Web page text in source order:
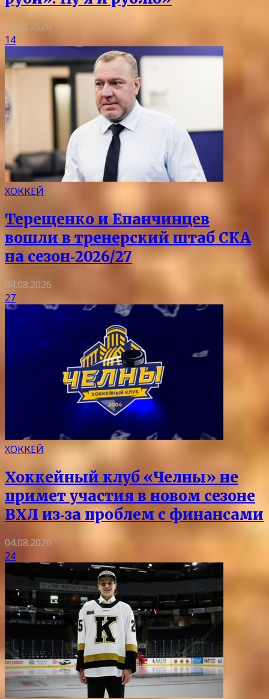
06.08.2026
14
ХОККЕЙ
Терещенко и Епанчинцев
вошли в тренерский штаб СКА
на сезон‑2026/27
04.08.2026
27
ХОККЕЙ
Хоккейный клуб «Челны» не
примет участия в новом сезоне
ВХЛ из‑за проблем с финансами
04.08.2026
24